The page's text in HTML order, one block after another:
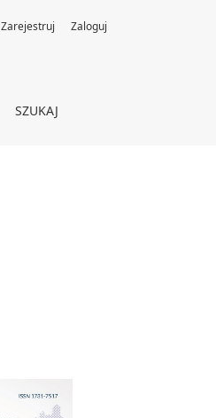
SZUKAJ
Zarejestruj Zaloguj